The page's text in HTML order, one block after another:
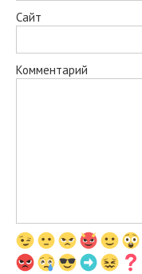
Сайт
Комментарий